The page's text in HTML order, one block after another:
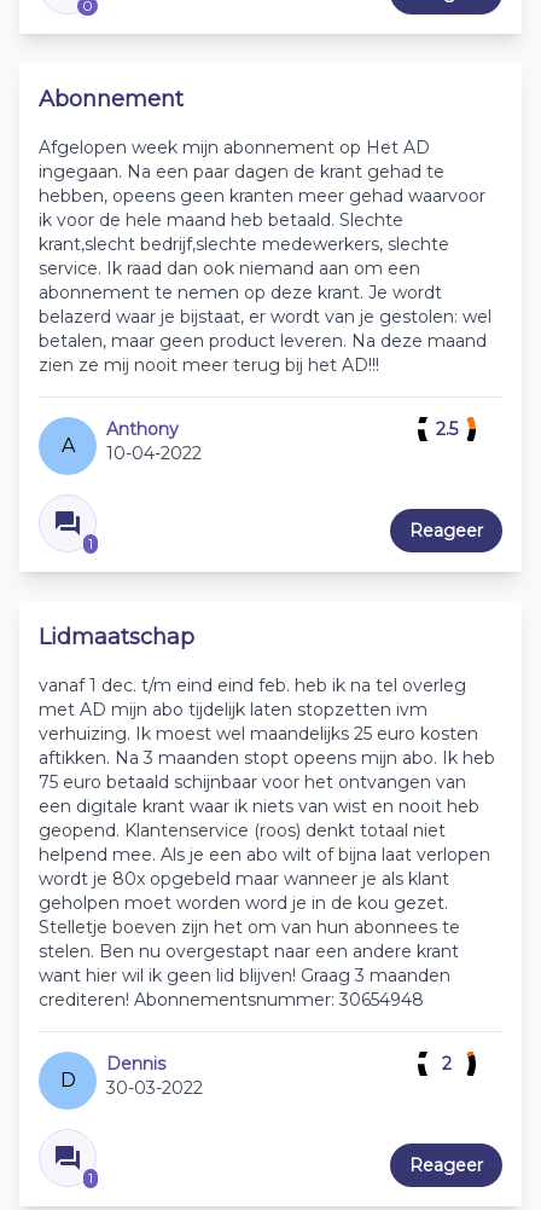
0
Abonnement
Afgelopen week mijn abonnement op Het AD
ingegaan. Na een paar dagen de krant gehad te
hebben, opeens geen kranten meer gehad waarvoor
ik voor de hele maand heb betaald. Slechte
krant,slecht bedrijf,slechte medewerkers, slechte
service. Ik raad dan ook niemand aan om een
abonnement te nemen op deze krant. Je wordt
belazerd waar je bijstaat, er wordt van je gestolen: wel
betalen, maar geen product leveren. Na deze maand
zien ze mij nooit meer terug bij het AD!!!
A
Anthony
10-04-2022
1
2.5
Reageer
Lidmaatschap
vanaf 1 dec. t/m eind eind feb. heb ik na tel overleg
met AD mijn abo tijdelijk laten stopzetten ivm
verhuizing. Ik moest wel maandelijks 25 euro kosten
aftikken. Na 3 maanden stopt opeens mijn abo. Ik heb
75 euro betaald schijnbaar voor het ontvangen van
een digitale krant waar ik niets van wist en nooit heb
geopend. Klantenservice (roos) denkt totaal niet
helpend mee. Als je een abo wilt of bijna laat verlopen
wordt je 80x opgebeld maar wanneer je als klant
geholpen moet worden word je in de kou gezet.
Stelletje boeven zijn het om van hun abonnees te
stelen. Ben nu overgestapt naar een andere krant
want hier wil ik geen lid blijven! Graag 3 maanden
crediteren! Abonnementsnummer: 30654948
D
Dennis
30-03-2022
1
2
Reageer